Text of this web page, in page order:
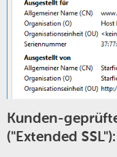
Kunden-
("Extended SSL"):